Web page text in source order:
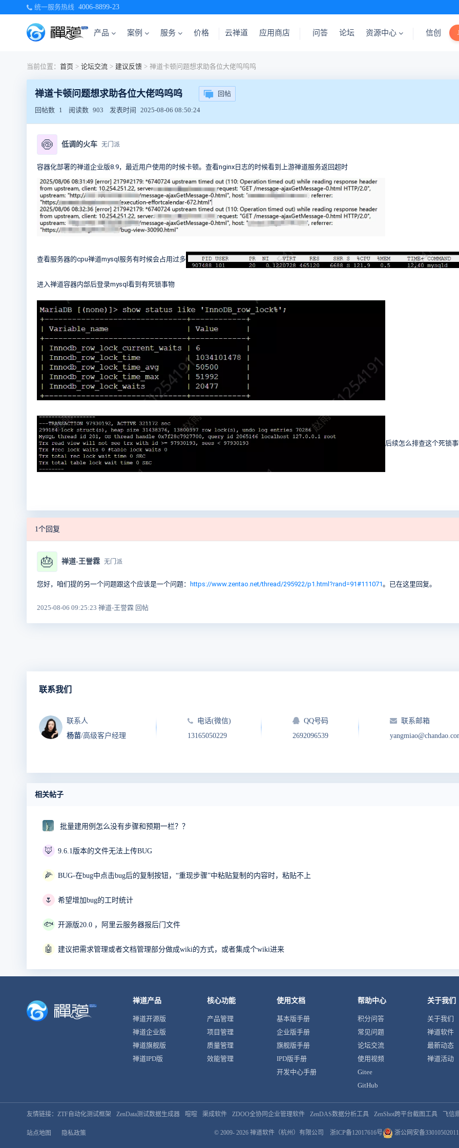
统一服务热线 4006-8899-23
产品 案例 服务 价格 云禅道 应用商店 问答 论坛 资源中心 信创
当前位置： 首页 > 论坛交流 > 建议反馈 > 禅道卡顿问题想求助各位大佬呜呜呜
禅道卡顿问题想求助各位大佬呜呜呜 回帖
回帖数 1 阅读数 903 发表时间 2025-08-06 08:50:24
🍥 低调的火车 无门派
容器化部署的禅道企业版8.9，最近用户使用的时候卡顿。查看nginx日志的时候看到上游禅道服务返回超时
查看服务器的cpu禅道mysql服务有时候会占用过多
进入禅道容器内部后登录mysql看到有死锁事物
后续怎么排查这个死锁
1个回复
🎂 禅道-王誉霖 无门派
您好，咱们提的另一个问题跟这个应该是一个问题： https://www.zentao.net/thread/295922/p1.html?rand=91#111071。已在这里回复。
2025-08-06 09:25:23 禅道-王誉霖 回帖
联系我们
联系人
杨苗/高级客户经理
电话(微信)
13165050229
QQ号码
2692096539
联系邮箱
相关帖子
批量建用例怎么没有步骤和预期一栏？？
🦊 9.6.1版本的文件无法上传BUG
🌽 BUG-在bug中点击bug后的复制按钮，“重现步骤”中粘贴复制的内容时，粘贴不上
🌷 希望增加bug的工时统计
🐟 开源版20.0 ，阿里云服务器报后门文件
🤖 建议把需求管理或者文档管理部分做成wiki的方式，或者集成个wiki进来
禅道产品
禅道开源版
禅道企业版
禅道旗舰版
禅道IPD版
核心功能
产品管理
项目管理
质量管理
效能管理
使用文档
基本版手册
企业版手册
旗舰版手册
IPD版手册
开发中心手册
帮助中心
积分问答
常见问题
论坛交流
使用视频
Gitee
GitHub
关于我们
关于我们
禅道软件
最新动态
禅道活动
友情链接： ZTF自动化测试框架 ZenData测试数据生成器 喧喧 渠成软件 ZDOO全协同企业管理软件 ZenDAS数据分析工具 ZenShot跨平台截图工具 飞
站点地图 隐私政策 © 2009- 2026 禅道软件（杭州）有限公司 浙ICP备12017616号 浙公网安备